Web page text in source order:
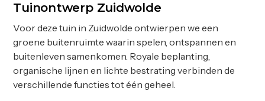
Ontwerp
Tuinontwerp Zuidwolde
Voor deze tuin in Zuidwolde ontwierpen we een
groene buitenruimte waarin spelen, ontspannen en
buitenleven samenkomen. Royale beplanting,
organische lijnen en lichte bestrating verbinden de
verschillende functies tot één geheel.